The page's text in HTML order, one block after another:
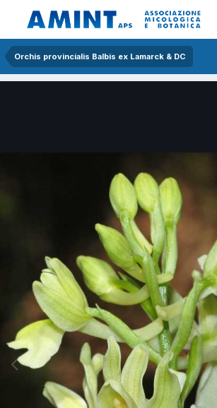
Orchis provincialis Balbis ex Lamarck & DC